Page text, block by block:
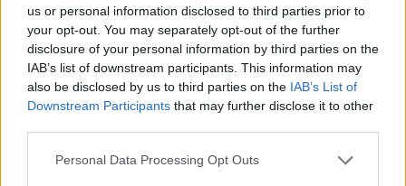
us or personal information disclosed to third parties prior to
your opt-out. You may separately opt-out of the further
disclosure of your personal information by third parties on the
IAB’s list of downstream participants. This information may
also be disclosed by us to third parties on the IAB’s List of
Downstream Participants that may further disclose it to other
Personal Data Processing Opt Outs
Depressione
Efficacia
Quantità effetti collaterali
libido e oltretutto mi teneva in un perenne stato di